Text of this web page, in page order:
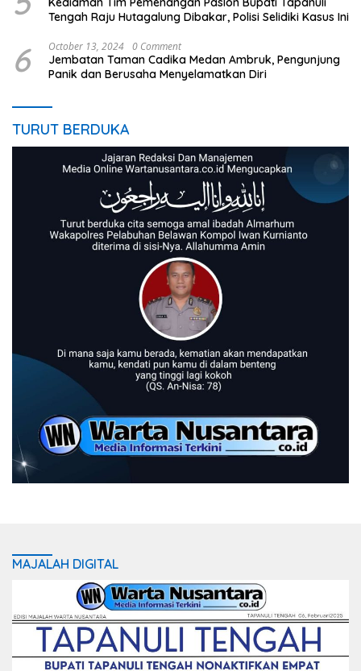
Tengah Raju Hutagalung Dibakar, Polisi Selidiki Kasus Ini
6 October 13, 2024 0 Comment
Jembatan Taman Cadika Medan Ambruk, Pengunjung
Panik dan Berusaha Menyelamatkan Diri
TURUT BERDUKA
MAJALAH DIGITAL